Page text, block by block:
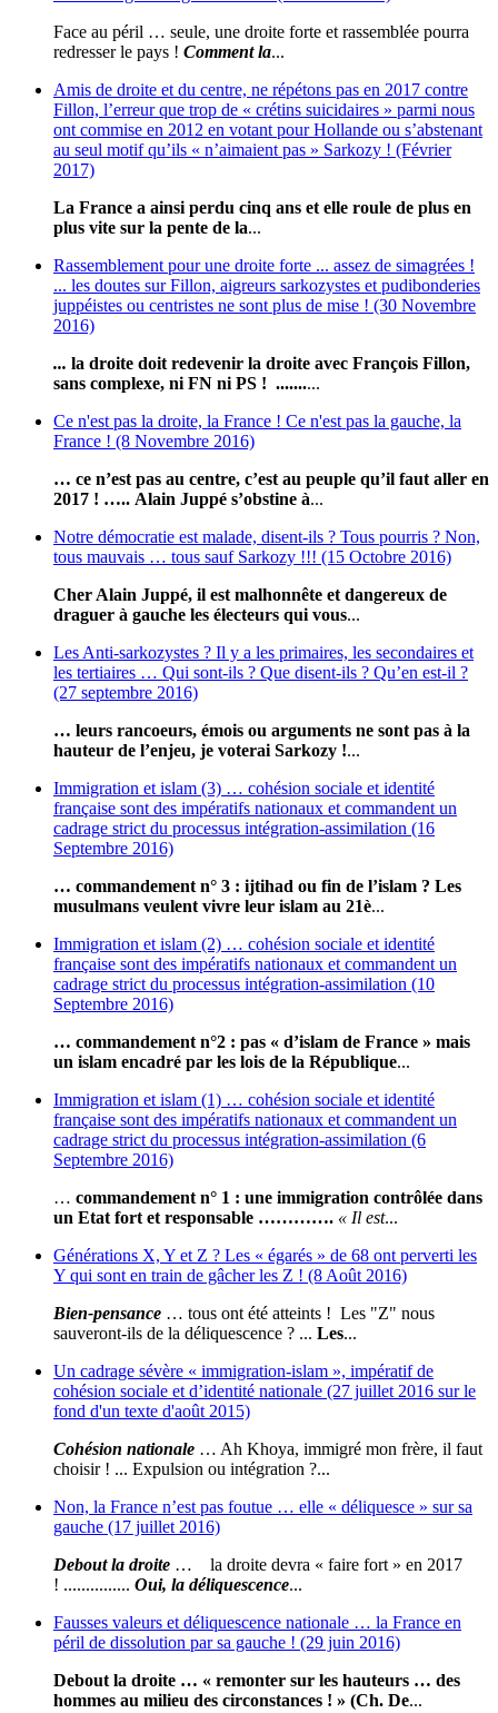
Face au péril … seule, une droite forte et rassemblée pourra
redresser le pays ! Comment la...
Amis de droite et du centre, ne répétons pas en 2017 contre
Fillon, l’erreur que trop de « crétins suicidaires » parmi nous
ont commise en 2012 en votant pour Hollande ou s’abstenant
au seul motif qu’ils « n’aimaient pas » Sarkozy ! (Février
2017)
La France a ainsi perdu cinq ans et elle roule de plus en
plus vite sur la pente de la...
Rassemblement pour une droite forte ... assez de simagrées !
... les doutes sur Fillon, aigreurs sarkozystes et pudibonderies
juppéistes ou centristes ne sont plus de mise ! (30 Novembre
2016)
... la droite doit redevenir la droite avec François Fillon,
sans complexe, ni FN ni PS ! ..........
Ce n'est pas la droite, la France ! Ce n'est pas la gauche, la
France ! (8 Novembre 2016)
… ce n’est pas au centre, c’est au peuple qu’il faut aller en
2017 ! ….. Alain Juppé s’obstine à...
Notre démocratie est malade, disent-ils ? Tous pourris ? Non,
tous mauvais … tous sauf Sarkozy !!! (15 Octobre 2016)
Cher Alain Juppé, il est malhonnête et dangereux de
draguer à gauche les électeurs qui vous...
Les Anti-sarkozystes ? Il y a les primaires, les secondaires et
les tertiaires … Qui sont-ils ? Que disent-ils ? Qu’en est-il ?
(27 septembre 2016)
… leurs rancoeurs, émois ou arguments ne sont pas à la
hauteur de l’enjeu, je voterai Sarkozy !...
Immigration et islam (3) … cohésion sociale et identité
française sont des impératifs nationaux et commandent un
cadrage strict du processus intégration-assimilation (16
Septembre 2016)
… commandement n° 3 : ijtihad ou fin de l’islam ? Les
musulmans veulent vivre leur islam au 21è...
Immigration et islam (2) … cohésion sociale et identité
française sont des impératifs nationaux et commandent un
cadrage strict du processus intégration-assimilation (10
Septembre 2016)
… commandement n°2 : pas « d’islam de France » mais
un islam encadré par les lois de la République...
Immigration et islam (1) … cohésion sociale et identité
française sont des impératifs nationaux et commandent un
cadrage strict du processus intégration-assimilation (6
Septembre 2016)
… commandement n° 1 : une immigration contrôlée dans
un Etat fort et responsable …………. « Il est...
Générations X, Y et Z ? Les « égarés » de 68 ont perverti les
Y qui sont en train de gâcher les Z ! (8 Août 2016)
Bien-pensance … tous ont été atteints ! Les "Z" nous
sauveront-ils de la déliquescence ? ... Les...
Un cadrage sévère « immigration-islam », impératif de
cohésion sociale et d’identité nationale (27 juillet 2016 sur le
fond d'un texte d'août 2015)
Cohésion nationale … Ah Khoya, immigré mon frère, il faut
choisir ! ... Expulsion ou intégration ?...
Non, la France n’est pas foutue … elle « déliquesce » sur sa
gauche (17 juillet 2016)
Debout la droite … la droite devra « faire fort » en 2017
! ............... Oui, la déliquescence...
Fausses valeurs et déliquescence nationale … la France en
péril de dissolution par sa gauche ! (29 juin 2016)
Debout la droite … « remonter sur les hauteurs … des
hommes au milieu des circonstances ! » (Ch. De...